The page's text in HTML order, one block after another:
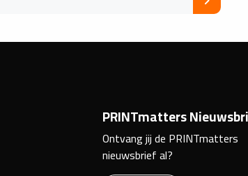
PRINTmatters
Ontvang jij de PRINTmatters
nieuwsbrief al?